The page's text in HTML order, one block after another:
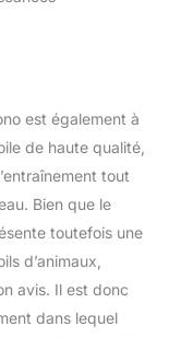
est également à
de haute qualité,
tout
Bien que le
toutefois une
d’animaux,
avis. Il est donc
dans lequel